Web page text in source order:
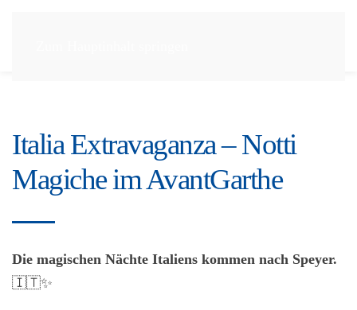
Italia Extravaganza – Notti
Magiche im AvantGarthe
Die magischen Nächte Italiens kommen nach Speyer.
🇮🇹✨